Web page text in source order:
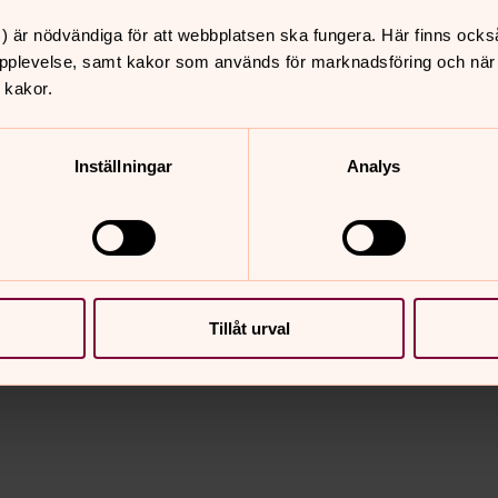
är nödvändiga för att webbplatsen ska fungera. Här finns
samt kakor som används för marknadsföring och
Inställningar Analys
Tillåt urval